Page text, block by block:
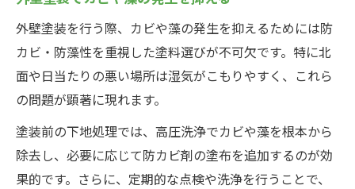
外壁塗装を行う際、カビや藻の発生を抑えるためには防
カビ・防藻性を重視した塗料選びが不可欠です。特に北
面や日当たりの悪い場所は湿気がこもりやすく、これら
の問題が顕著に現れます。
塗装前の下地処理では、高圧洗浄でカビや藻を根本から
除去し、必要に応じて防カビ剤の塗布を追加するのが効
果的です。さらに、定期的な点検や洗浄を行うことで、